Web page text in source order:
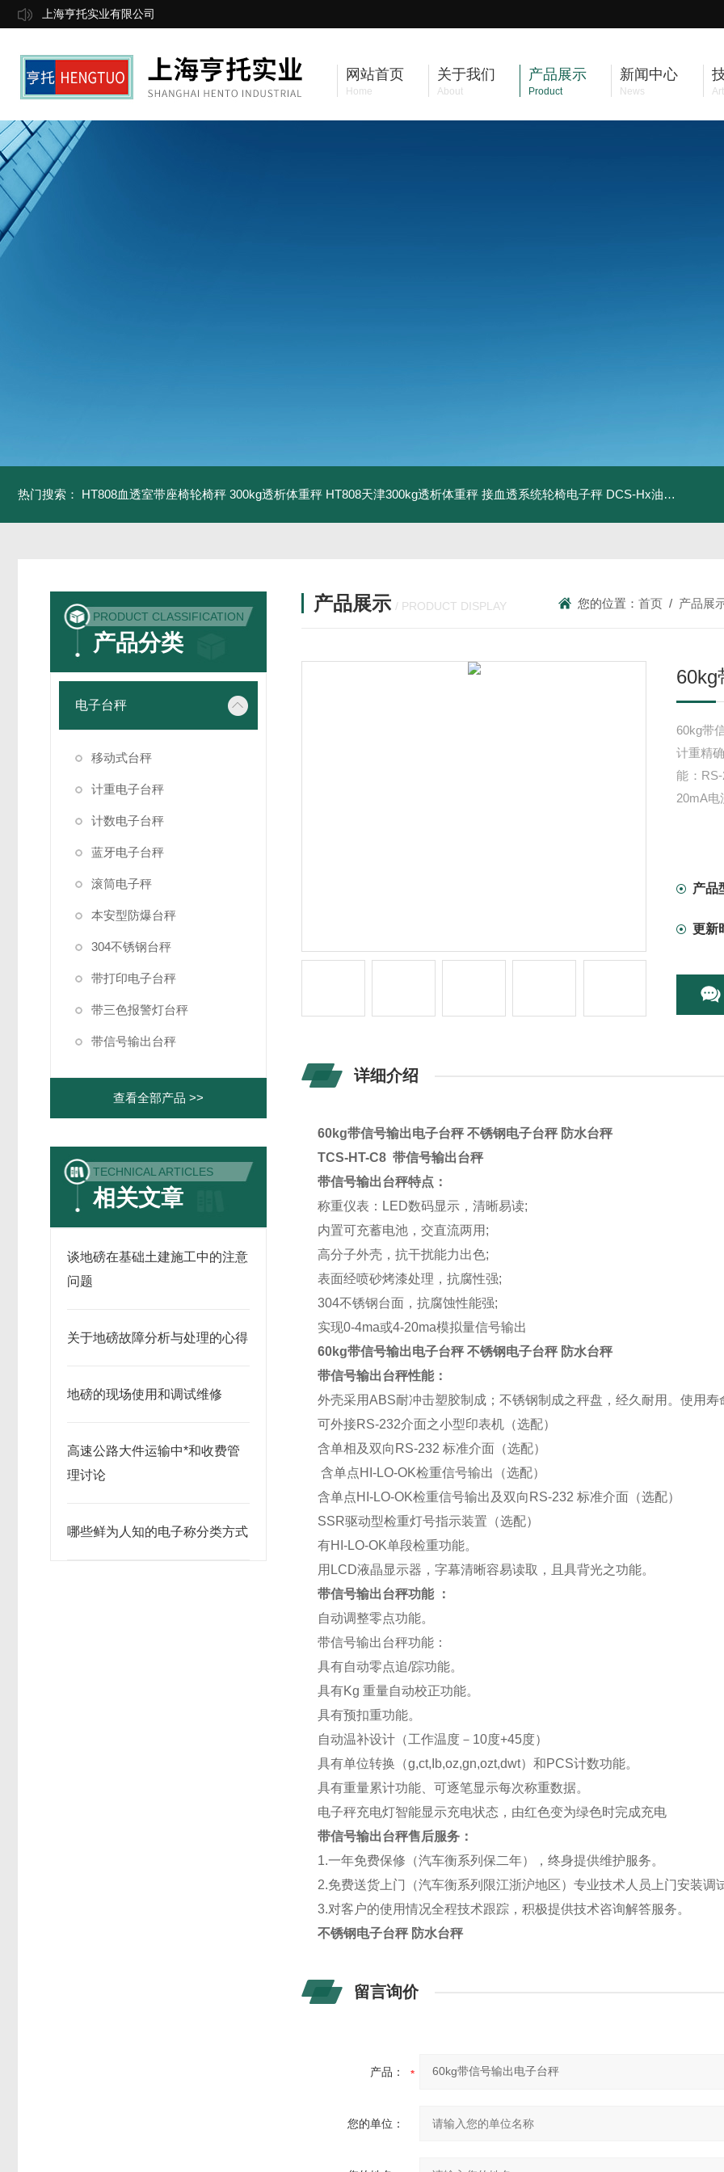
上海亨托实业有限公司
网站首页
Home
关于我们
About
产品展示
Product
新闻中心
News
热门搜索： HT808血透室带座椅轮椅秤 300kg透析体重秤 HT808天津300kg透析体重秤 接血透系统轮椅电子秤 DCS-Hx油桶搬运车电子秤 上海350kg防爆倒桶称
PRODUCT CLASSIFICATION
产品分类
电子台秤
移动式台秤
计重电子台秤
计数电子台秤
蓝牙电子台秤
滚筒电子秤
本安型防爆台秤
304不锈钢台秤
带打印电子台秤
带三色报警灯台秤
带信号输出台秤
查看全部产品 >>
TECHNICAL ARTICLES
相关文章
谈地磅在基础土建施工中的注意
问题
关于地磅故障分析与处理的心得
地磅的现场使用和调试维修
高速公路大件运输中*和收费管
理讨论
哪些鲜为人知的电子称分类方式
产品展示 / PRODUCT DISPLAY 您的位置：首页 / 产品展
60kg
60kg带
计重精
能：
20mA电
产品
更新
详细介绍
60kg带信号输出电子台秤 不锈钢电子台秤 防水台秤
TCS-HT-C8 带信号输出台秤
带信号输出台秤特点：
称重仪表：LED数码显示，清晰易读;
内置可充蓄电池，交直流两用;
高分子外壳，抗干扰能力出色;
表面经喷砂烤漆处理，抗腐性强;
304不锈钢台面，抗腐蚀性能强;
实现0-4ma或4-20ma模拟量信号输出
60kg带信号输出电子台秤 不锈钢电子台秤 防水台秤
带信号输出台秤性能：
外壳采用ABS耐冲击塑胶制成；不锈钢制成之秤盘，经久耐用。使用寿
可外接RS-232介面之小型印表机（选配）
含单相及双向RS-232 标准介面（选配）
含单点HI-LO-OK检重信号输出（选配）
含单点HI-LO-OK检重信号输出及双向RS-232 标准介面（选配）
SSR驱动型检重灯号指示装置（选配）
有HI-LO-OK单段检重功能。
用LCD液晶显示器，字幕清晰容易读取，且具背光之功能。
带信号输出台秤功能 ：
自动调整零点功能。
带信号输出台秤功能：
具有自动零点追/踪功能。
具有Kg 重量自动校正功能。
具有预扣重功能。
自动温补设计（工作温度－10度+45度）
具有单位转换（g,ct,Ib,oz,gn,ozt,dwt）和PCS计数功能。
具有重量累计功能、可逐笔显示每次称重数据。
电子秤充电灯智能显示充电状态，由红色变为绿色时完成充电
带信号输出台秤售后服务：
1.一年免费保修（汽车衡系列保二年），终身提供维护服务。
2.免费送货上门（汽车衡系列限江浙沪地区）专业技术人员上门安装调
3.对客户的使用情况全程技术跟踪，积极提供技术咨询解答服务。
不锈钢电子台秤 防水台秤
留言询价
产品：
您的单位：